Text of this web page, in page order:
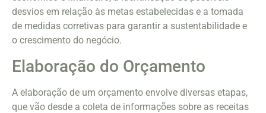
desvios em relação às metas estabelecidas e a tomada
de medidas corretivas para garantir a sustentabilidade e
o crescimento do negócio.
Elaboração do Orçamento
A elaboração de um orçamento envolve diversas etapas,
que vão desde a coleta de informações sobre as receitas